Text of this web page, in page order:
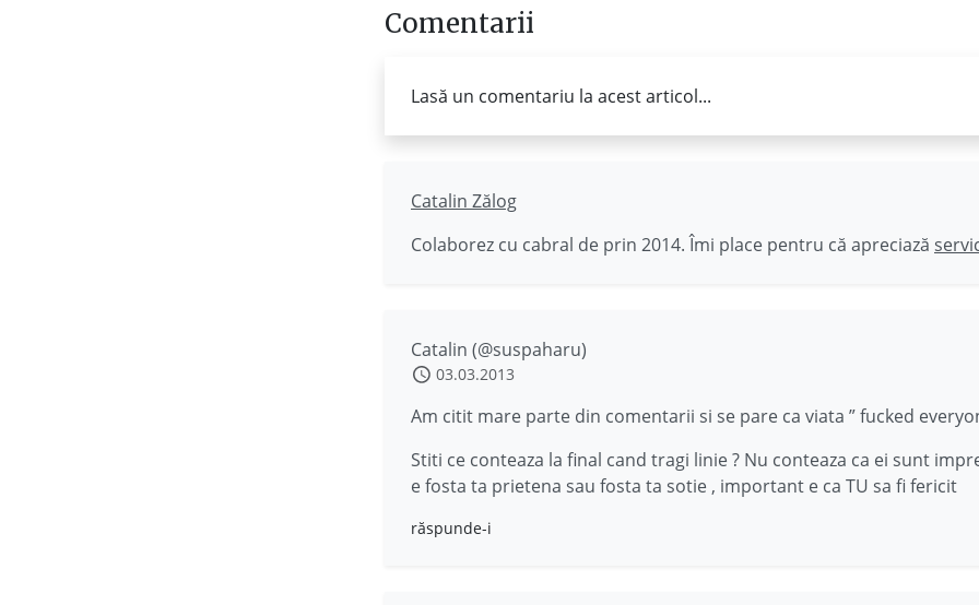
Comentarii
Lasă un comentariu la acest articol...
Catalin Zălog
Colaborez cu cabral de prin 2014. Îmi place pentru că apreciază
Catalin (@suspaharu)
03.03.2013
Am citit mare parte din comentarii si se pare ca viata ” fucked
Stiti ce conteaza la final cand tragi linie ? Nu conteaza ca ei sunt
e fosta ta prietena sau fosta ta sotie , important e ca TU sa fi fericit
răspunde-i